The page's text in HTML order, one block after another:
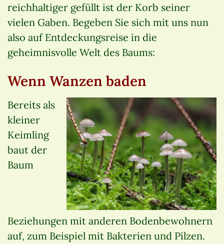
reichhaltiger gefüllt ist der Korb seiner
vielen Gaben. Begeben Sie sich mit uns nun
also auf Entdeckungsreise in die
geheimnisvolle Welt des Baums:
Wenn Wanzen baden
Bereits als
kleiner
Keimling
baut der
Baum
Beziehungen mit anderen Bodenbewohnern
auf, zum Beispiel mit Bakterien und Pilzen.